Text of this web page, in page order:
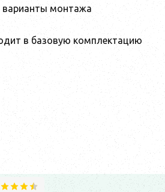
варианты монтажа
в базовую комплектацию